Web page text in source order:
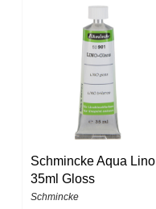
Schmincke Aqua Lino
35ml Gloss
Schmincke